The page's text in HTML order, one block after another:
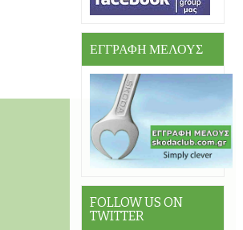
ΕΓΓΡΑΦΗ ΜΕΛΟΥΣ
FOLLOW US ON
TWITTER